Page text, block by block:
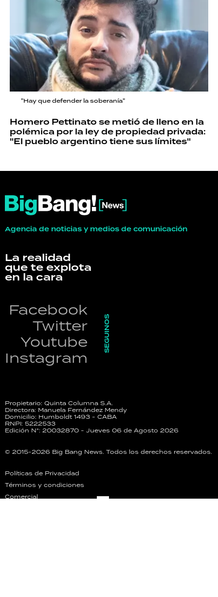
"Hay que defender la soberanía"
Homero Pettinato se metió de lleno en la
polémica por la ley de propiedad privada:
"El pueblo argentino tiene sus límites"
Agencia de noticias y medios de comunicación
La realidad
que te explota
en la cara
Facebook
Twitter
Youtube
Instagram
SEGUINOS
Propietario: Quinta Columna S.A.
Directora: Manuela Fernández Mendy
Domicilio: Humboldt 1493 - CABA
RNPI: 5222533
Edición N°: 20032870 - Jueves 06 de Agosto 2026
© 2015-2026 Big Bang News. Todos los derechos reservados.
Políticas de Privacidad
Términos y condiciones
Comercial